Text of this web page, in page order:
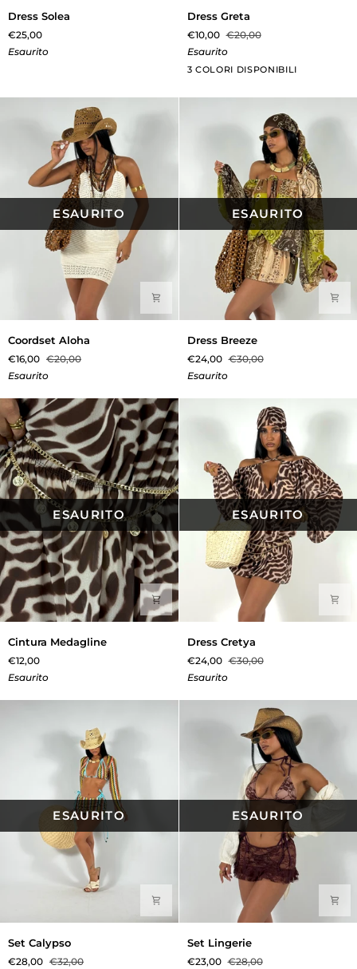
Solea
Dress Solea
€25,00
Esaurito
Greta
Dress Greta
€10,00 €20,00
Esaurito
3 COLORI DISPONIBILI
VerdeBlu
Grigio
ESAURITO
Coordset
Aloha
Coordset Aloha
€16,00 €20,00
Esaurito
ESAURITO
Dress
Breeze
Dress Breeze
€24,00 €30,00
Esaurito
ESAURITO
Medagline
Cintura Medagline
€12,00
Esaurito
ESAURITO
Cretya
Dress Cretya
€24,00 €30,00
Esaurito
ESAURITO
Calypso
Set Calypso
€28,00 €32,00
ESAURITO
Lingerie
Set Lingerie
€23,00 €28,00